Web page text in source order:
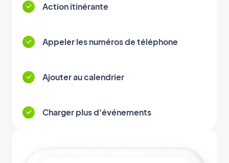
Action itinérante
Appeler les numéros de téléphone
Ajouter au calendrier
Charger plus d'événements